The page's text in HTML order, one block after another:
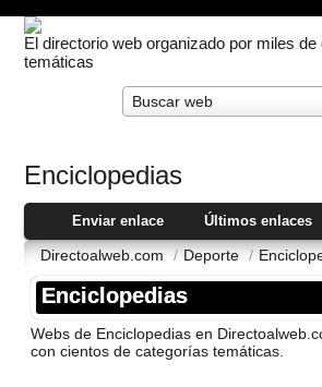
El directorio web organizado por miles de
temáticas
Buscar web
Enciclopedias
Enviar enlace Últimos enlaces
Directoalweb.com / Deporte /
Enciclopedias
Webs de Enciclopedias en
con cientos de categorí­as temáticas.